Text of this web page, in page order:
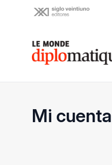
Le monde diplomatique
Mi cuenta